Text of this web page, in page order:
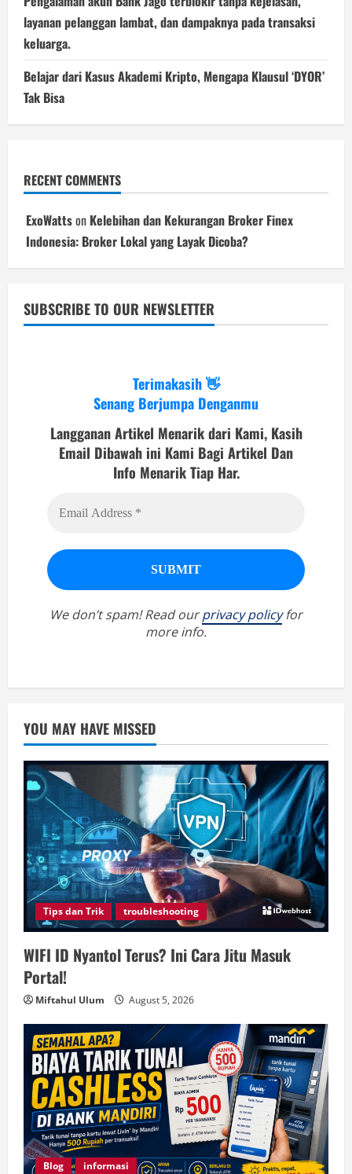
layanan pelanggan lambat, dan dampaknya pada transaksi
keluarga.
Belajar dari Kasus Akademi Kripto, Mengapa Klausul ‘DYOR’
Tak Bisa
RECENT COMMENTS
ExoWattson Kelebihan dan Kekurangan Broker Finex
Indonesia: Broker Lokal yang Layak Dicoba?
SUBSCRIBE TO OUR NEWSLETTER
Terimakasih 👋
Senang Berjumpa Denganmu
Langganan Artikel Menarik dari Kami, Kasih
Email Dibawah ini Kami Bagi Artikel Dan
Info Menarik Tiap Har.
We don’t spam! Read ourprivacy policyfor
more info.
YOU MAY HAVE MISSED
Tips dan Trik troubleshooting
WIFI ID Nyantol Terus? Ini Cara Jitu Masuk
Portal!
Miftahul Ulum August 5, 2026
Blog informasi